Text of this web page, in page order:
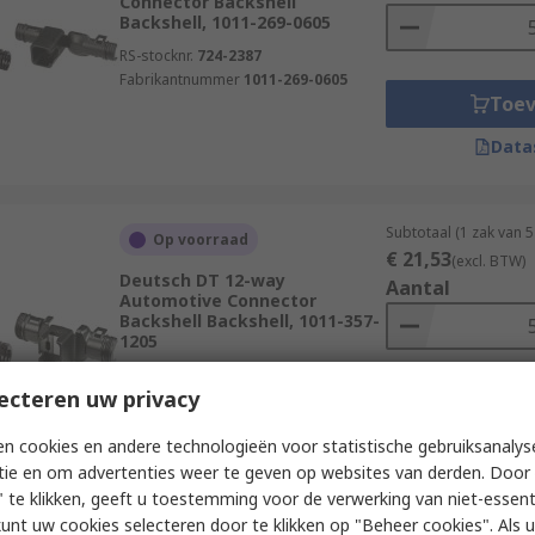
Backshell, 1011-269-0605
RS-stocknr. 724-2387
Fabrikantnummer 1011-269-0605
Op voorraad
Deutsch DT 12-way
Automotive Connector
Backshell Backshell, 1011-357-
1205
Fabrikantnummer
Subtotaal (1 zak van
€ 21,53(excl. BTW)
Aantal
Subtotaal (1 zak van 2
uw privacy
cookies en andere technologieën voor statistische
en om advertenties weer te geven op websites van derden. Door
te klikken, geeft u toestemming voor de verwerking van niet-
uw cookies selecteren door te klikken op "Beheer cookies". Als